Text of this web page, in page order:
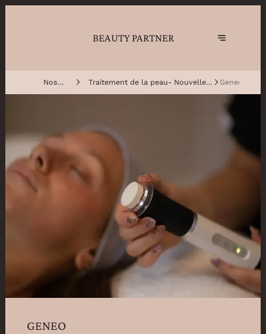
BEAUTY PARTNER
Nos
traitements
Traitement de la peau- Nouvelle
génération
Geneo
GENEO